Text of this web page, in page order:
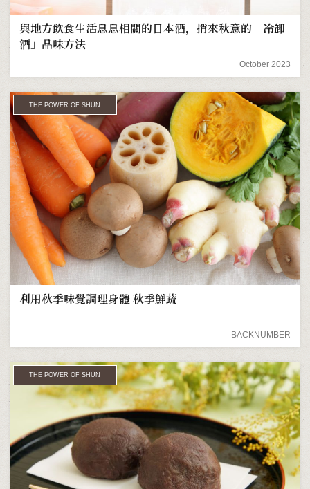
與地方飲食生活息息相關的日本酒，捎來秋意的「冷卸
酒」品味方法
October 2023
THE POWER OF SHUN
利用秋季味覺調理身體 秋季鮮蔬
BACKNUMBER
THE POWER OF SHUN